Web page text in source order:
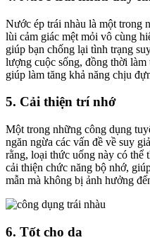
Nước ép trái nhàu là một trong
lùi cảm giác mệt mỏi vô cùng
giúp bạn chống lại tình trạng
lượng cuộc sống, đồng thời
giúp làm tăng khả năng chịu
5. Cải thiện trí nhớ
Một trong những công dụng
ngăn ngừa các vấn đề về suy
rằng, loại thức uống này có thể
cải thiện chức năng bộ nhớ,
mẫn mà không bị ảnh hưởng
6. Tốt cho da